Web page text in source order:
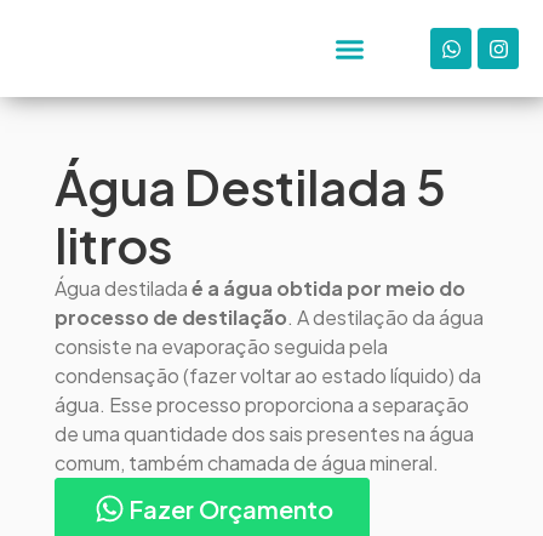
Água Destilada 5
litros
Água destiladaé a água obtida por meio do
processo de destilação. A destilação da água
consiste na evaporação seguida pela
condensação (fazer voltar ao estado líquido) da
água. Esse processo proporciona a separação
de uma quantidade dos sais presentes na água
comum, também chamada de água mineral.
Fazer Orçamento